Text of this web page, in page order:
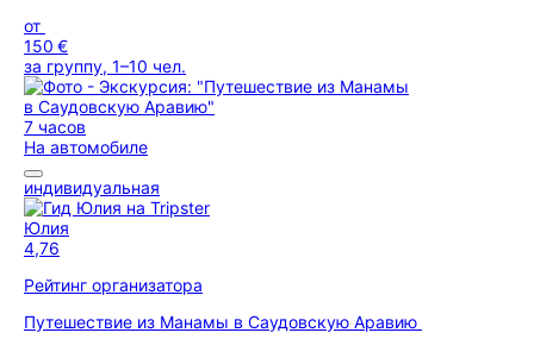
от
150 €
за группу, 1–10 чел.
7 часов
На автомобиле
индивидуальная
Юлия
4,76
Рейтинг организатора
Путешествие из Манамы в Саудовскую Аравию